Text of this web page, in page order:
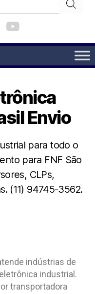
Envio
para todo o
para FNF São
CLPs,
(11) 94745-3562.
indústrias de
industrial.
transportadora